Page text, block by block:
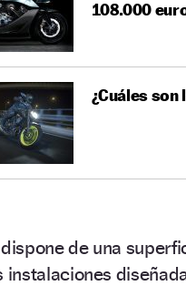
108.000
¿Cuáles
dispone de una
instalaciones